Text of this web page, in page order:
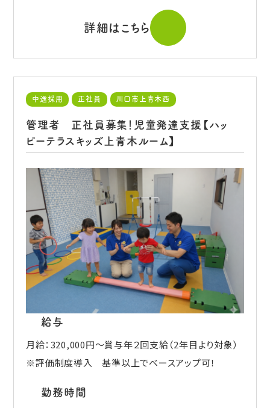
詳細はこちら
中途採用 正社員 川口市上青木西
管理者 正社員募集！児童発達支援【ハッ
ピーテラスキッズ上青木ルーム】
給与
月給：320,000円～賞与年２回支給（2年目より対象）
※評価制度導入 基準以上でベースアップ可！
勤務時間